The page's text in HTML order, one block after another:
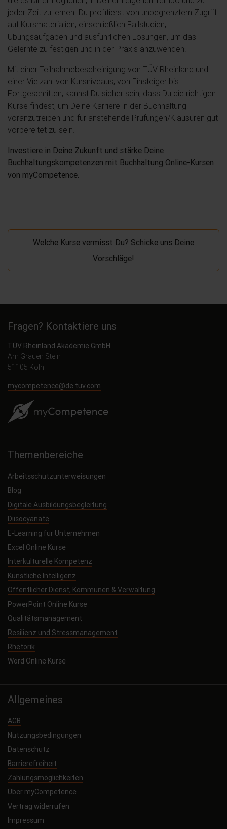
jeder Zeit zu lernen. Du profitierst von unbegrenztem Zugriff
auf Kursmaterialien, einschließlich Fallstudien,
Übungsaufgaben und ausführlichen Lösungen, um das
Gelernte zu festigen und in der Praxis anzuwenden.
Mit einer Teilnahmebescheinigung von TÜV Rheinland und
einer Vielzahl von Kursniveaus, von Einsteiger bis
Fortgeschritten, kannst Du sicher sein, dass Du die richtigen
Kurse findest, um Deine Karriere in der Buchhaltung
voranzutreiben und für anstehende Prüfungen/Klausuren gut
vorbereitet zu sein.
Investiere in Deine Zukunft und stärke Deine
Buchhaltungskompetenzen mit Buchhaltung Online-Kursen
von myCompetence.
Welche Kurse vermisst Du? Schicke uns Deine
Vorschläge!
Fragen? Kontaktiere uns
TÜV Rheinland Akademie GmbH
Am Grauen Stein
51105 Köln
mycompetence@de.tuv.com
Themenbereiche
Arbeitsschutzunterweisungen
Blog
Digitale Ausbildungsbegleitung
Diisocyanate
E-Learning für Unternehmen
Excel Online Kurse
Interkulturelle Kompetenz
Künstliche Intelligenz
Öffentlicher Dienst, Kommunen & Verwaltung
PowerPoint Online Kurse
Qualitätsmanagement
Resilienz und Stressmanagement
Rhetorik
Word Online Kurse
Allgemeines
AGB
Nutzungsbedingungen
Datenschutz
Barrierefreiheit
Zahlungsmöglichkeiten
Über myCompetence
Vertrag widerrufen
Impressum